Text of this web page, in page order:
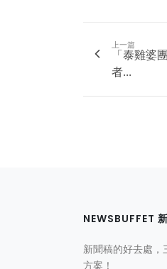
上一篇
「泰雞婆
者...
NEWSBUFFET
新聞稿的好去處
方案！